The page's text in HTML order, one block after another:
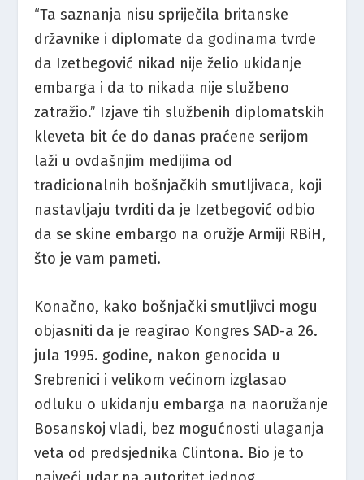
“Ta saznanja nisu spriječila britanske
državnike i diplomate da godinama tvrde
da Izetbegović nikad nije želio ukidanje
embarga i da to nikada nije službeno
zatražio.” Izjave tih službenih diplomatskih
kleveta bit će do danas praćene serijom
laži u ovdašnjim medijima od
tradicionalnih bošnjačkih smutljivaca, koji
nastavljaju tvrditi da je Izetbegović odbio
da se skine embargo na oružje Armiji RBiH,
što je vam pameti.
Konačno, kako bošnjački smutljivci mogu
objasniti da je reagirao Kongres SAD-a 26.
jula 1995. godine, nakon genocida u
Srebrenici i velikom većinom izglasao
odluku o ukidanju embarga na naoružanje
Bosanskoj vladi, bez mogućnosti ulaganja
veta od predsjednika Clintona. Bio je to